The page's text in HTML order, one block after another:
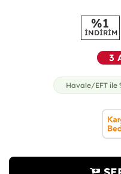
%1
İNDİRİM
3
Havale/EFT ile